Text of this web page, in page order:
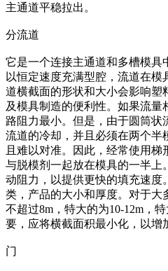
主通道平稳拉出。
分流道
它是一个连接主通道和多槽模具
以恒定速度充满型腔，流道在
道横截面的形状和大小会影响塑
及模具制造的便利性。如果流
路阻力最小。但是，由于圆筒状
流道的冷却，并且必须在两个半
且难以对准。因此，经常使用
与脱模剂一起放在模具的一半上
动阻力，以提供更快的填充速度
类，产品的大小和厚度。对于大
不超过8m，特大的为10-12m，
要，应将横截面积最小化，以增
门